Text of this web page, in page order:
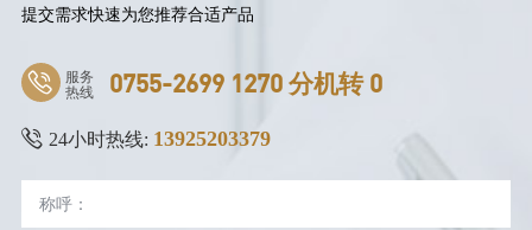
提交需求快速为您推荐合适产品
服务
热线 0755-2699 1270 分机转 0
24小时热线: 13925203379